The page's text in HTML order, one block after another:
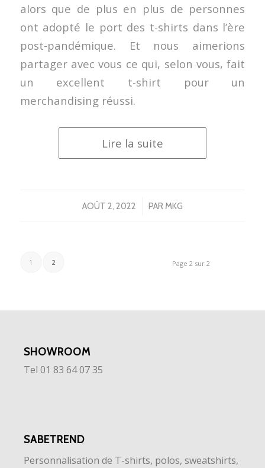
alors que de plus en plus de personnes
ont adopté le port des t-shirts dans l’ère
post-pandémique. Et nous aimerions
partager avec vous ce qui, selon vous, fait
un excellent t-shirt pour un
merchandising réussi.
Lire la suite
AOÛT 2, 2022
/ PARMKG
Page 2 sur 2
1 2
SHOWROOM
Tel 01 83 64 07 35
SABETREND
Personnalisation de T-shirts, polos, sweatshirts,